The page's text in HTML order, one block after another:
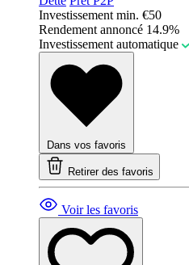
Investissement min. €50
Rendement annoncé 14.9%
Investissement automatique
Dans vos favoris
Retirer des favoris
Voir les favoris